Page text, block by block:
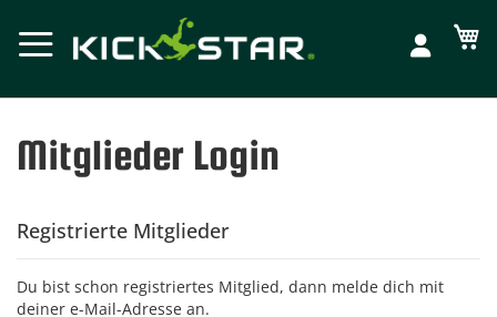
Mitglieder Login
Registrierte Mitglieder
Du bist schon registriertes Mitglied, dann melde dich mit
deiner e-Mail-Adresse an.